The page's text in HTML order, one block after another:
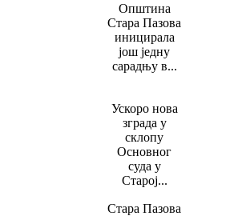
Општина
Стара Пазова
иницирала
још једну
сарадњу в...
Ускоро нова
зграда у
склопу
Основног
суда у
Старој...
Стара Пазова